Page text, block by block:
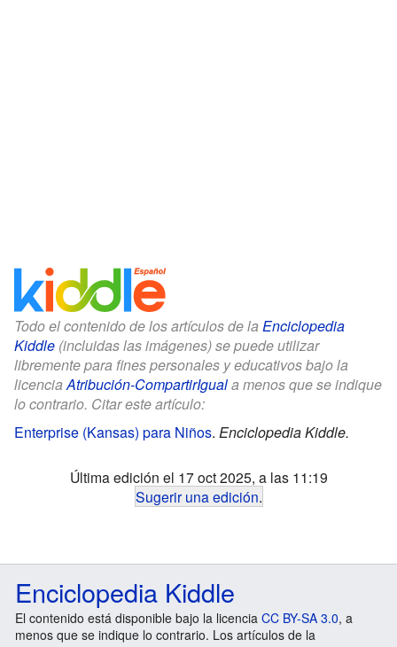
Todo el contenido de los artículos de la Enciclopedia
Kiddle (incluidas las imágenes) se puede utilizar
libremente para fines personales y educativos bajo la
licenciaAtribución-CompartirIguala menos que se indique
lo contrario. Citar este artículo:
Enterprise (Kansas) para Niños. Enciclopedia Kiddle.
Última edición el 17 oct 2025, a las 11:19
Sugerir una edición.
Enciclopedia Kiddle
El contenido está disponible bajo la licencia CC BY-SA 3.0, a
menos que se indique lo contrario. Los artículos de la